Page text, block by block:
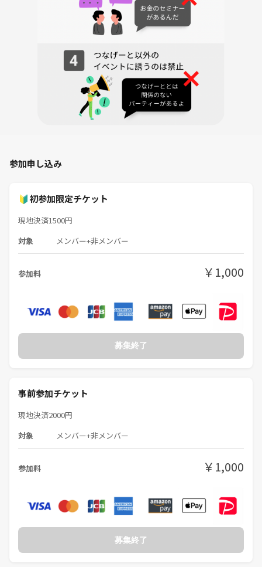
途中でチップがなくなってしまっても、
受付締切までなら、30000点で復活OK！
復活チップを使わずに残った方には、
追加で30000点をプレゼント🎁
一度負けても、まだ遊べる、
最後まで残ってもちゃんと嬉しい。
みんながワイワイ楽しみやすいルールです♪
【当日の流れ】
・受付 18:30〜
❄️ボードゲームハウスをお借りしています。階段で5階にお越しくださ
い！
みんなで交流♪
・初心者講習 19:00〜
❄️役の判定やゲーム進行、テーブルマナーなどもわかりやすくお伝え
❄️ここでレクチャーを受ければ、お店でも活躍間違いなし！？
❄️もしチップを全部失っても1回復活&見学OKです。最後まで皆で楽し
・終了 23:00頃
※参加者が全員経験者の場合のみ、
参加申し込み
🔰初参加限定チケット
現地決済1500円
対象 メンバー+非メンバー
参加料 ￥1,000
募集終了
事前参加チケット
現地決済2000円
対象
メンバー+非メンバー
参加料 ￥1,000
募集終了